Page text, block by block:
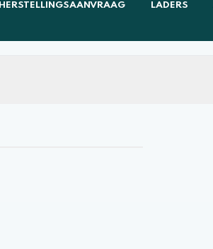
HERSTELLINGSAANVRAAG LADERS